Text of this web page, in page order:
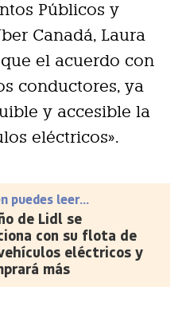
Públicos y
Canadá, Laura
el acuerdo con
conductores, ya
y accesible la
eléctricos».
puedes leer...
de Lidl se
con su flota de
eléctricos y
más